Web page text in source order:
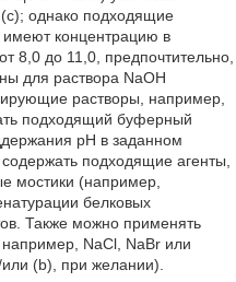
однако подходящие
концентрацию в
8,0 до 11,0, предпочтительно,
для раствора NaOH
растворы, например,
подходящий буферный
рН в заданном
подходящие агенты,
мостики (например,
белковых
Также можно применять
NaCl, NaBr или
(b), при желании).